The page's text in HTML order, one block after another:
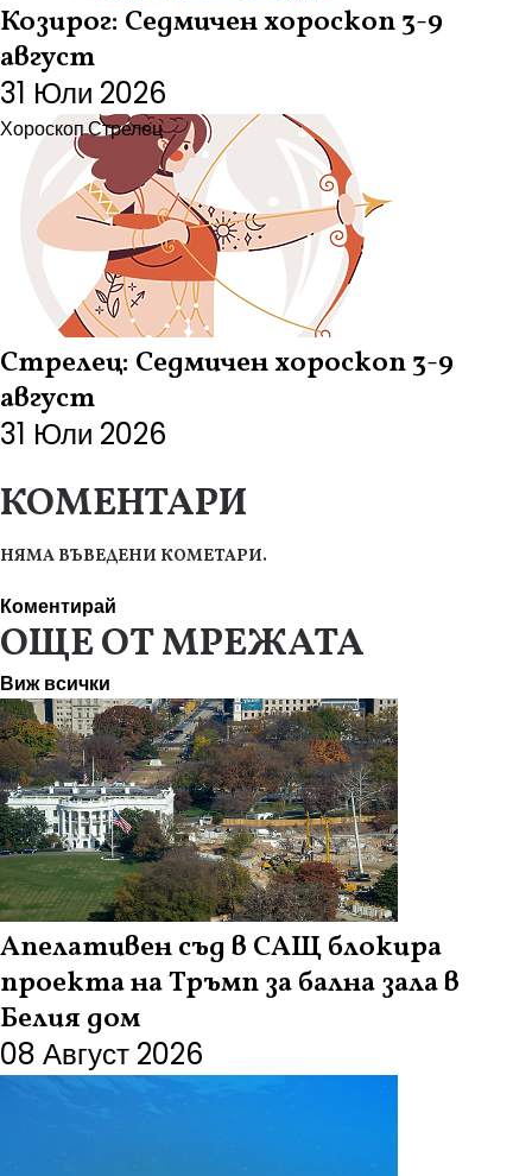
Козирог: Седмичен хороскоп 3-9
август
31 Юли 2026
ХороскопСтрелец
Стрелец: Седмичен хороскоп 3-9
август
31 Юли 2026
КОМЕНТАРИ
НЯМА ВЪВЕДЕНИ КОМЕТАРИ.
Коментирай
ОЩЕ ОТ МРЕЖАТА
Виж всички
Апелативен съд в САЩ блокира
проекта на Тръмп за бална зала в
Белия дом
08 Август 2026